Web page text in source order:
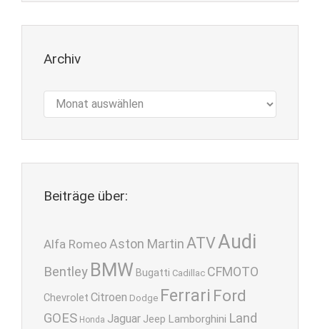
Archiv
Beiträge über:
Alfa Romeo Aston MartinATVAudi
Bentley BMW Bugatti Cadillac CFMOTO
Chevrolet Citroen Dodge Ferrari Ford
GOES Honda Jaguar Jeep Lamborghini Land